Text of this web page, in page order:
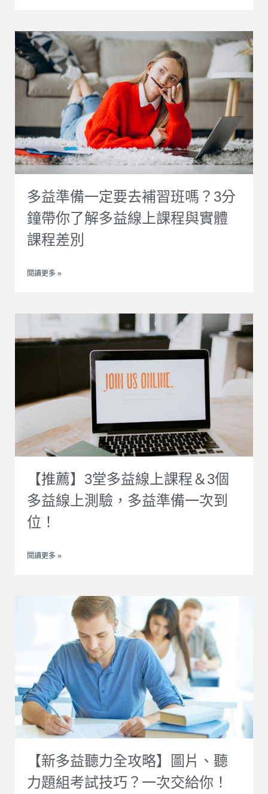
多益準備一定要去補習班嗎？3分
鐘帶你了解多益線上課程與實體
課程差別
閱讀更多 »
【推薦】3堂多益線上課程＆3個
多益線上測驗，多益準備一次到
位！
閱讀更多 »
【新多益聽力全攻略】圖片、聽
力題組考試技巧？一次交給你！